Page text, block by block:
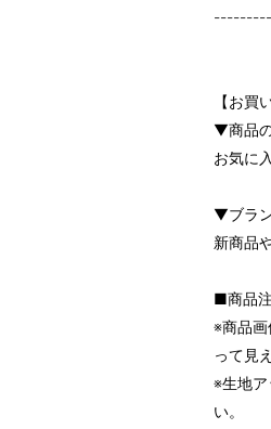
【お買
▼商品
お気に
▼ブラ
新商品
■商品
※商品
って見
※生地
い。